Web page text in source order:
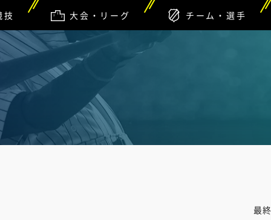
技 大会・リーグ チーム・選手
最